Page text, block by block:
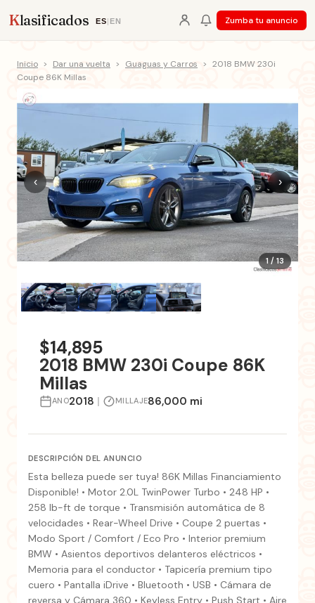
Klasificados ES| EN Zumba tu anuncio
Inicio > Dar una vuelta > Guaguas y Carros > 2018 BMW 230i
Coupe 86K Millas
1 / 13
‹ ›
$14,895
2018 BMW 230i Coupe 86K
Millas
ANO2018 | MILLAJE86,000 mi
DESCRIPCIÓN DEL ANUNCIO
Esta belleza puede ser tuya! 86K Millas Financiamiento
Disponible! • Motor 2.0L TwinPower Turbo • 248 HP •
258 lb-ft de torque • Transmisión automática de 8
velocidades • Rear-Wheel Drive • Coupe 2 puertas •
Modo Sport / Comfort / Eco Pro • Interior premium
BMW • Asientos deportivos delanteros eléctricos •
Memoria para el conductor • Tapicería premium tipo
cuero • Pantalla iDrive • Bluetooth • USB • Cámara de
reversa y Cámara 360 • Keyless Entry • Push Start • Aire